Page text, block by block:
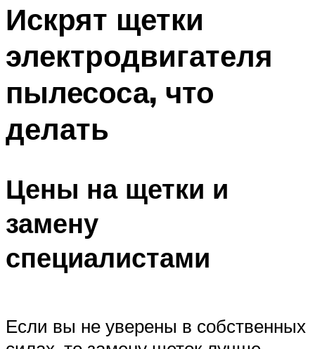
Искрят щетки
электродвигателя
пылесоса, что
делать
Цены на щетки и
замену
специалистами
Если вы не уверены в собственных